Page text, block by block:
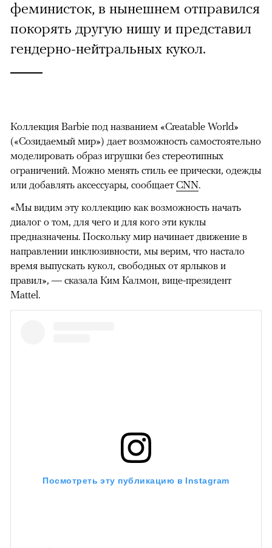
феминисток, в нынешнем отправился
покорять другую нишу и представил
гендерно-нейтральных кукол.
Коллекция Barbie под названием «Creatable World»
(«Созидаемый мир») дает возможность самостоятельно
моделировать образ игрушки без стереотипных
ограничений. Можно менять стиль ее прически, одежды
или добавлять аксессуары, сообщает CNN.
«Мы видим эту коллекцию как возможность начать
диалог о том, для чего и для кого эти куклы
предназначены. Поскольку мир начинает движение в
направлении инклюзивности, мы верим, что настало
время выпускать кукол, свободных от ярлыков и
правил», — сказала Ким Калмон, вице-президент
Mattel.
Посмотреть эту публикацию в Instagram